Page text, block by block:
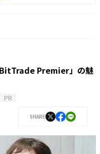
BitTrade Premier」の魅
PR
SHARE